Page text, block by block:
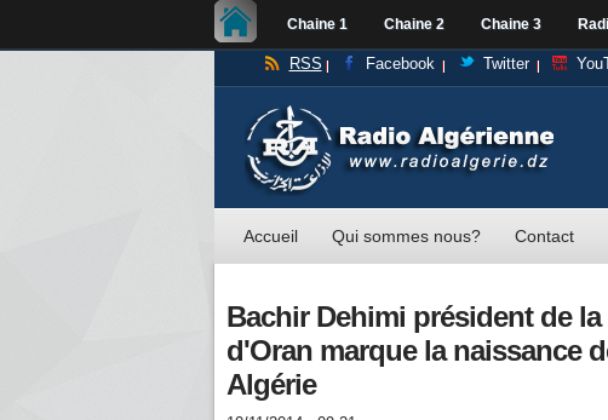
Chaine 1 Chaine 2 Chaine 3
RSS Facebook Twitter
Accueil Qui sommes nous? Contact
Bachir Dehimi président de
d'Oran marque la naissance
Algérie